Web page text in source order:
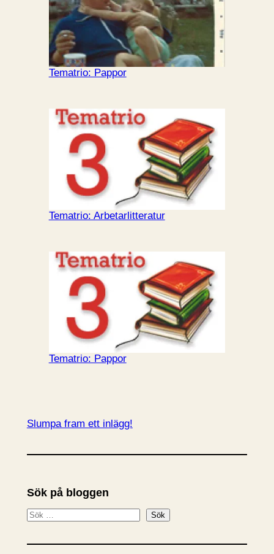
Tematrio: Pappor
Tematrio: Arbetarlitteratur
Tematrio: Pappor
Slumpa fram ett inlägg!
Sök på bloggen
S
k
Sök